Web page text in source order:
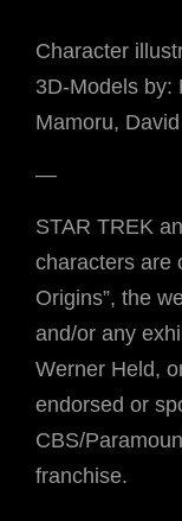
Character
3D-Models by:
Mamoru,
—
STAR TREK
characters are
Origins”, the
and/or any
Werner Held,
endorsed or
CBS/
franchise.